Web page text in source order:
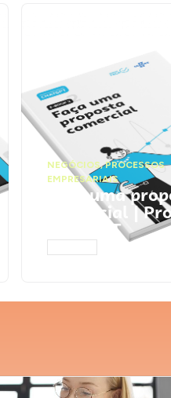
NEGÓCIOS,PROCESSOS
EMPRESARIAIS
Faça uma
comercial |
ChatGPT